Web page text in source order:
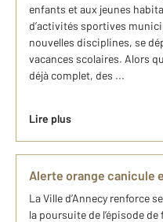
enfants et aux jeunes
d’activités sportives
nouvelles disciplines, se
vacances scolaires. Alors
déjà complet, des ...
Lire plus
Alerte orange canicule
La Ville d’Annecy renforce
la poursuite de l’épisode